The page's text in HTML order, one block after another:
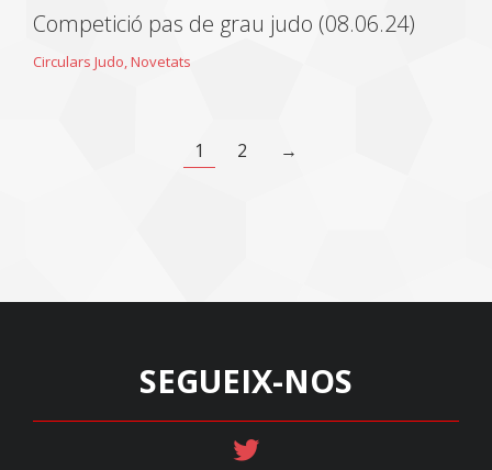
Competició pas de grau judo (08.06.24)
Circulars Judo,Novetats
1 2 →
SEGUEIX-NOS